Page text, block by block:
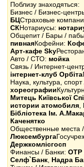
Поблизу знаходяться:
Бизнес / Бизнес-
БЦСтраховые
СКНотариусы:
Общепит / Бары /
пивнаяКофейни:
Арт-кафе Sky
Авто / СТО: мойка
Связь / Интернет-
інтернет-клуб Орбіта
Наука, культура,
хореографии
Митець Київської
истории атомобиля
Бібліотека Ім.
Каченятко
Общественные места /
Люксембурга
Держкомлісгосп
Финансы / Банки:
Селф`Банк Надра